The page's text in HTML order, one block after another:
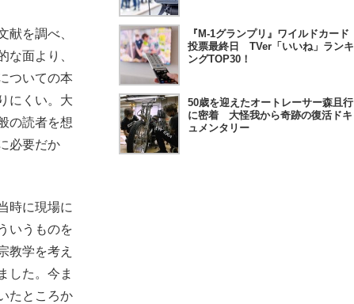
を調べ、
な面より、
ついての本
にくい。大
の読者を想
必要だか
時に現場に
いうものを
教学を考え
した。今ま
たところか
『M-1グランプリ』ワイルドカード
投票最終日 TVer「いいね」ランキ
ングTOP30！
50歳を迎えたオートレーサー森且行
に密着 大怪我から奇跡の復活ドキ
ュメンタリー